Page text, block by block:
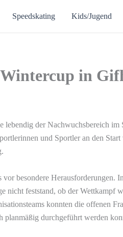
Speedskating Kids/Jugend
in
lebendig der Nachwuchsbereich im
und Sportler an den
besondere Herausforderungen.
nicht feststand, ob der Wettkampf
konnten die offenen
planmäßig durchgeführt werden